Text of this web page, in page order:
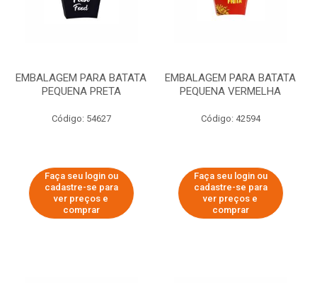
EMBALAGEM PARA BATATA
PEQUENA PRETA
Código: 54627
Faça seu login ou
cadastre-se para
ver preços e
comprar
EMBALAGEM PARA BATATA
PEQUENA VERMELHA
Código: 42594
Faça seu login ou
cadastre-se para
ver preços e
comprar